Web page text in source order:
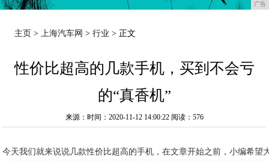
广告
主页 >上海汽车网 >行业 > 正文
性价比超高的几款手机，买到不会亏
的“真香机”
来源：时间：2020-11-12 14:00:22 阅读：576
今天我们就来说说几款性价比超高的手机，在文章开始之前，小编希